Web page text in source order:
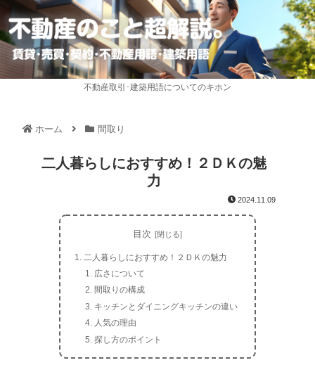
不動産取引･建築用語についてのキホン
ホーム 間取り
二人暮らしにおすすめ！２ＤＫの魅
力
2024.11.09
目次
二人暮らしにおすすめ！２ＤＫの魅力
広さについて
間取りの構成
キッチンとダイニングキッチンの違い
人気の理由
探し方のポイント